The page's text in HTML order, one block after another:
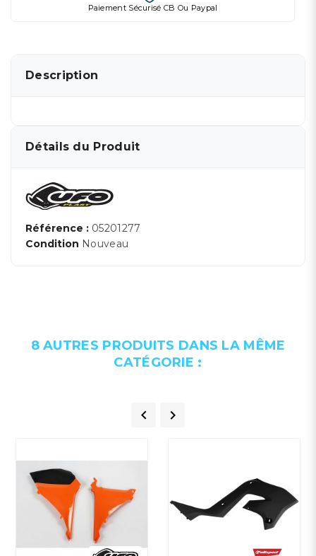
Paiement Sécurisé CB Ou Paypal
Description
Détails du Produit
Référence : 05201277
Condition Nouveau
8 AUTRES PRODUITS DANS LA MÊME
CATÉGORIE :
 